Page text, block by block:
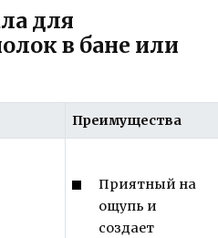
для
в бане или
Преимущества
Приятный на
ощупь и
создает